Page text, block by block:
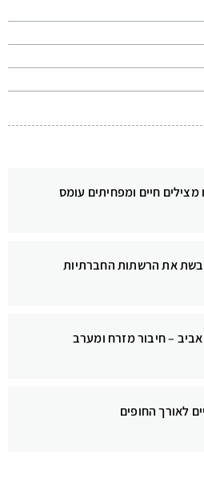
מצילים חיים ומפחיתים עומס
את הרשתות החברתיות
– חיבור מזרח ומערב
לאורך החופים